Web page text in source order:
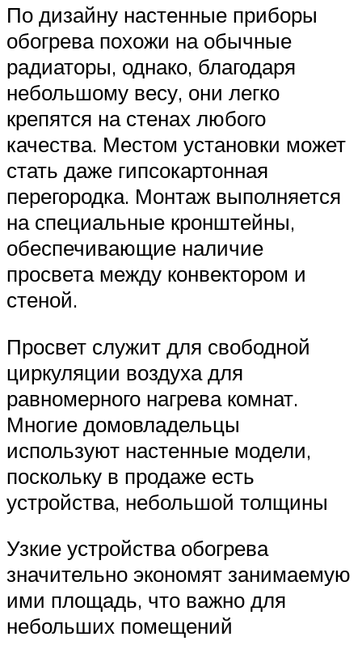
По дизайну настенные приборы
обогрева похожи на обычные
радиаторы, однако, благодаря
небольшому весу, они легко
крепятся на стенах любого
качества. Местом установки может
стать даже гипсокартонная
перегородка. Монтаж выполняется
на специальные кронштейны,
обеспечивающие наличие
просвета между конвектором и
стеной.
Просвет служит для свободной
циркуляции воздуха для
равномерного нагрева комнат.
Многие домовладельцы
используют настенные модели,
поскольку в продаже есть
устройства, небольшой толщины
Узкие устройства обогрева
значительно экономят занимаемую
ими площадь, что важно для
небольших помещений